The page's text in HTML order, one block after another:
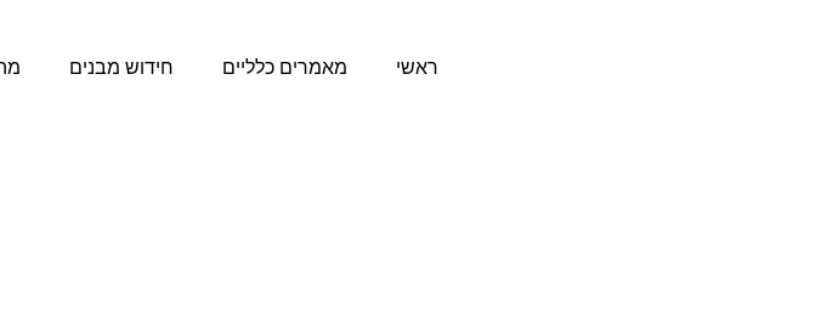
ראשי
מאמרים כלליים חידוש מבנים